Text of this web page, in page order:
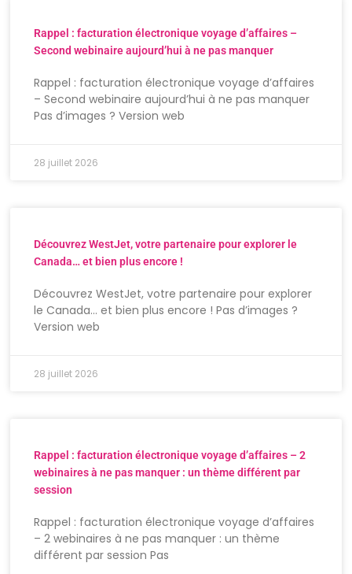
Rappel : facturation électronique voyage d’affaires –
Second webinaire aujourd’hui à ne pas manquer
Rappel : facturation électronique voyage d’affaires
– Second webinaire aujourd’hui à ne pas manquer
Pas d’images ? Version web
28 juillet 2026
Découvrez WestJet, votre partenaire pour explorer le
Canada… et bien plus encore !
Découvrez WestJet, votre partenaire pour explorer
le Canada… et bien plus encore ! Pas d’images ?
Version web
28 juillet 2026
Rappel : facturation électronique voyage d’affaires – 2
webinaires à ne pas manquer : un thème différent par
session
Rappel : facturation électronique voyage d’affaires
– 2 webinaires à ne pas manquer : un thème
différent par session Pas